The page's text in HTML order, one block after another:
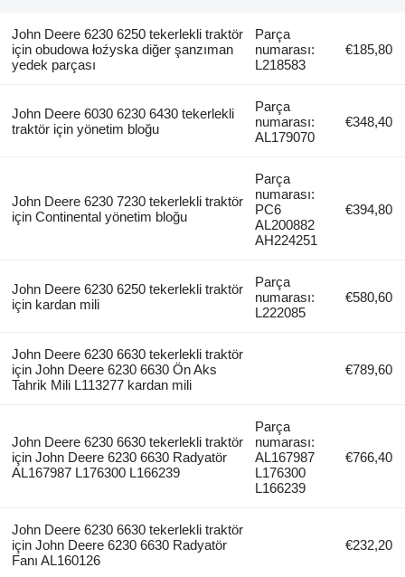
John Deere 6230 6250 tekerlekli traktör
için obudowa łoźyska diğer şanzıman
yedek parçası
Parça
numarası:
L218583
€185,80
John Deere 6030 6230 6430 tekerlekli
traktör için yönetim bloğu
Parça
numarası:
AL179070
€348,40
John Deere 6230 7230 tekerlekli traktör
için Continental yönetim bloğu
Parça
numarası:
PC6
AL200882
AH224251
€394,80
John Deere 6230 6250 tekerlekli traktör
için kardan mili
Parça
numarası:
L222085
€580,60
John Deere 6230 6630 tekerlekli traktör
için John Deere 6230 6630 Ön Aks
Tahrik Mili L113277 kardan mili
€789,60
John Deere 6230 6630 tekerlekli traktör
için John Deere 6230 6630 Radyatör
AL167987 L176300 L166239
Parça
numarası:
AL167987
L176300
L166239
€766,40
John Deere 6230 6630 tekerlekli traktör
için John Deere 6230 6630 Radyatör
Fanı AL160126
€232,20